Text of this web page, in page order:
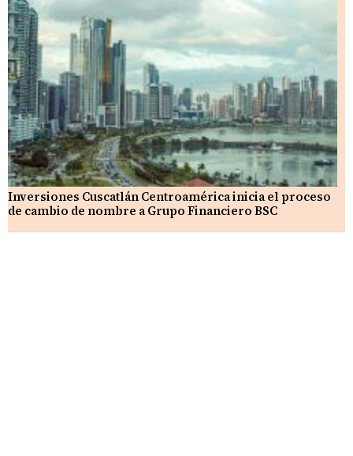
Inversiones Cuscatlán Centroamérica inicia el proceso
de cambio de nombre a Grupo Financiero BSC